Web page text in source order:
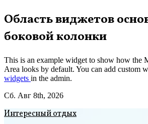
Перейти
к
содержимому
Область виджетов
боковой колонки
This is an example widget to show how the
Area looks by default. You can add custom
widgets in the admin.
Сб. Авг 8th, 2026
Интересный отдых